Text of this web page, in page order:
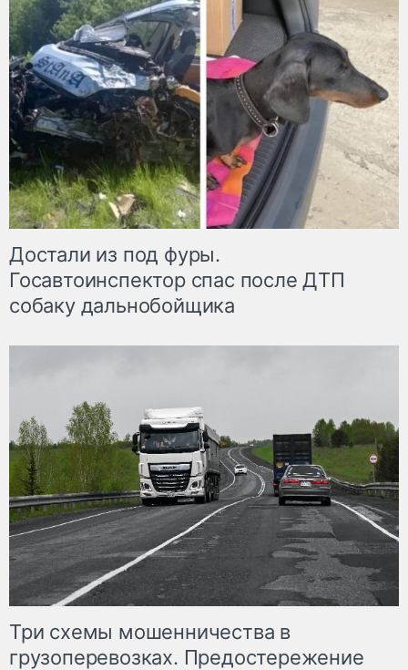
Достали из под фуры.
Госавтоинспектор спас после ДТП
собаку дальнобойщика
Три схемы мошенничества в
грузоперевозках. Предостережение